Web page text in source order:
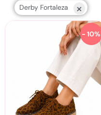
Derby Fortaleza ×
- 10%